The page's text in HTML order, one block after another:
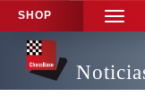
SHOP
TOGGLE